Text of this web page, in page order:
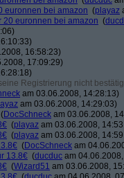
euronnen bei amazon (playaz
20 euronnen bei amazon (
16:58:23)
17:09:29)
Registrierung nicht
am 03.06.2008, 14:28:13)
am 03.06.2008, 14:29:03)
(DocSchneck am 03.06.2008,
(playaz am 03.06.2008,
(playaz am 03.06.2008,
(DocSchneck am
13.8€ (ducduc am
(Wizard51 am 03.06.2008,